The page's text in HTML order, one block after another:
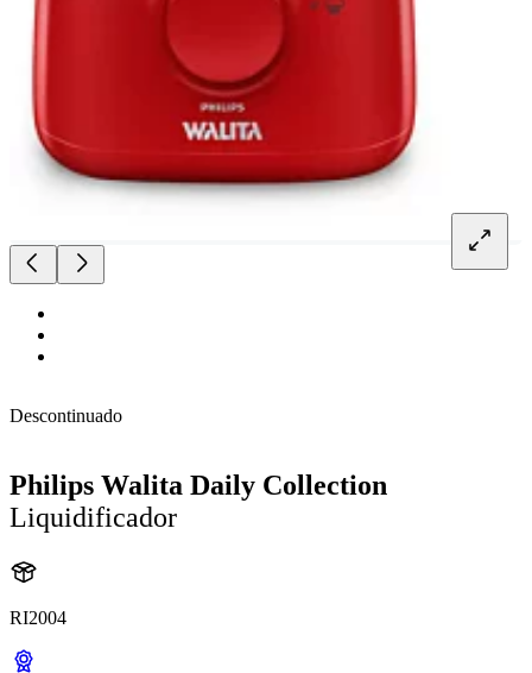
Descontinuado
Philips Walita Daily Collection
Liquidificador
RI2004